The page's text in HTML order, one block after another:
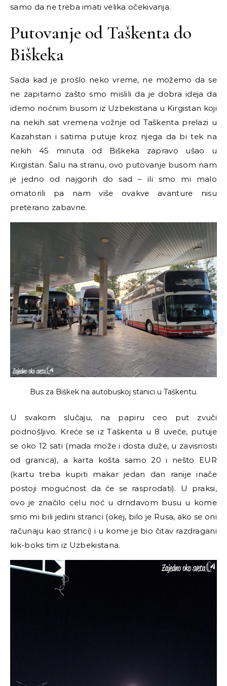
samo da ne treba imati velika očekivanja.
Putovanje od Taškenta do
Biškeka
Sada kad je prošlo neko vreme, ne možemo da se
ne zapitamo zašto smo mislili da je dobra ideja da
idemo noćnim busom iz Uzbekistana u Kirgistan koji
na nekih sat vremena vožnje od Taškenta prelazi u
Kazahstan i satima putuje kroz njega da bi tek na
nekih 45 minuta od Biškeka zapravo ušao u
Kirgistan. Šalu na stranu, ovo putovanje busom nam
je jedno od najgorih do sad – ili smo mi malo
omatorili pa nam više ovakve avanture nisu
preterano zabavne.
Bus za Biškek na autobuskoj stanici u Taškentu.
U svakom slučaju, na papiru ceo put zvuči
podnošljivo. Kreće se iz Taškenta u 8 uveče, putuje
se oko 12 sati (mada može i dosta duže, u zavisnosti
od granica), a karta košta samo 20 i nešto EUR
(kartu treba kupiti makar jedan dan ranije inače
postoji mogućnost da će se rasprodati). U praksi,
ovo je značilo celu noć u drndavom busu u kome
smo mi bili jedini stranci (okej, bilo je Rusa, ako se oni
računaju kao stranci) i u kome je bio čitav razdragani
kik-boks tim iz Uzbekistana.